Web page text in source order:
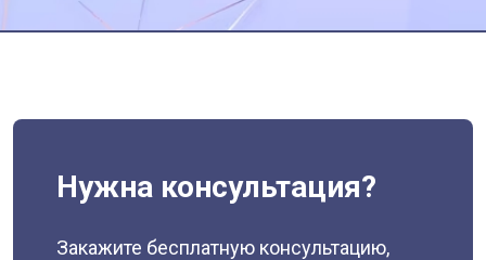
Нужна консультация?
Закажите бесплатную консультацию,